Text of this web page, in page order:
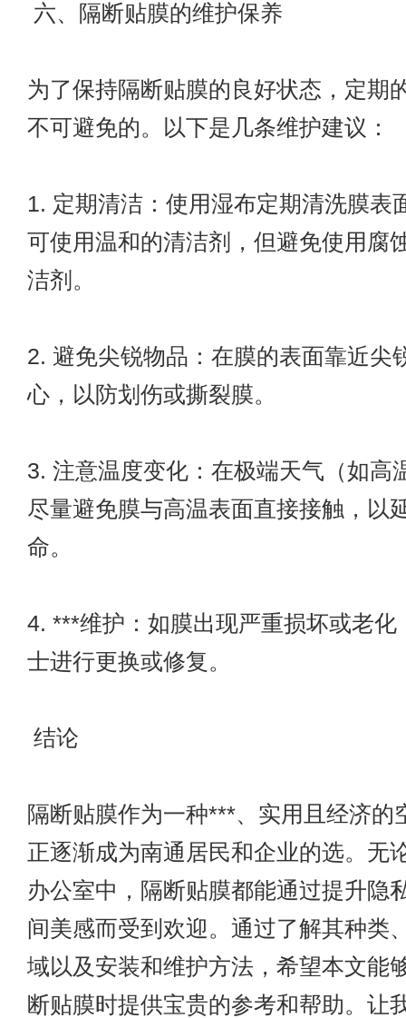
六、隔断贴膜的维护保养
为了保持隔断贴膜的良好状态，定期
不可避免的。以下是几条维护建议：
1. 定期清洁：使用湿布定期清洗膜表
可使用温和的清洁剂，但避免使用腐
洁剂。
2. 避免尖锐物品：在膜的表面靠近尖
心，以防划伤或撕裂膜。
3. 注意温度变化：在极端天气（如高
尽量避免膜与高温表面直接接触，以
命。
4. ***维护：如膜出现严重损坏或老化
士进行更换或修复。
结论
隔断贴膜作为一种***、实用且经济的
正逐渐成为南通居民和企业的选。无
办公室中，隔断贴膜都能通过提升隐
间美感而受到欢迎。通过了解其种类
域以及安装和维护方法，希望本文能
断贴膜时提供宝贵的参考和帮助。让